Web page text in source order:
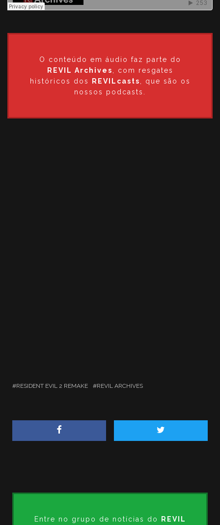
O conteúdo em áudio faz parte do
REVIL Archives, com resgates
históricos dos
REVILcasts, que são os
nossos podcasts.
RESIDENT EVIL 2 REMAKE REVIL ARCHIVES
Entre no grupo de notícias do
REVIL